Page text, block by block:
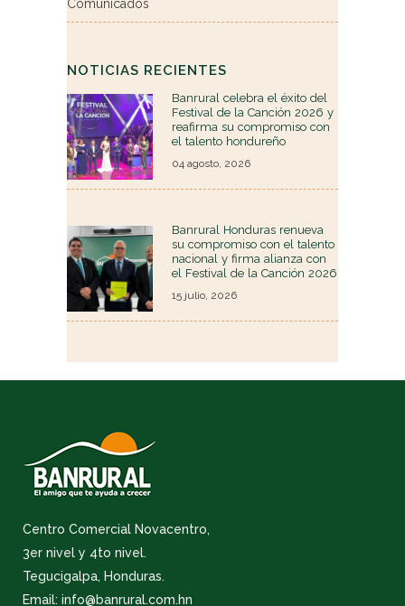
Comunicados
NOTICIAS RECIENTES
Banrural celebra el éxito del
Festival de la Canción 2026 y
reafirma su compromiso con
el talento hondureño
04 agosto, 2026
Banrural Honduras renueva
su compromiso con el talento
nacional y firma alianza con
el Festival de la Canción 2026
15 julio, 2026
Centro Comercial Novacentro,
3er nivel y 4to nivel.
Tegucigalpa, Honduras.
Email: info@banrural.com.hn